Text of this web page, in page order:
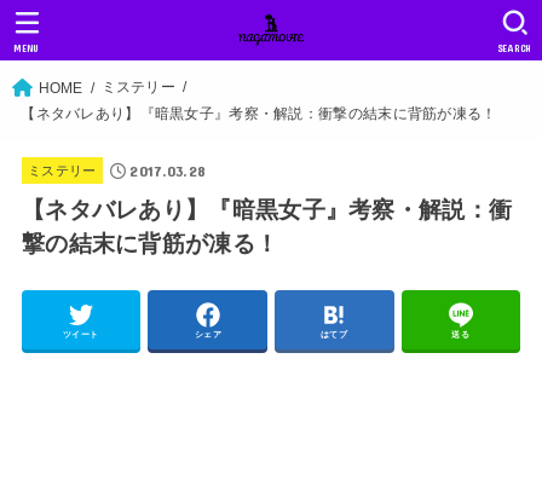
SEARCH
MENU
HOME
ミステリー
【ネタバレあり】『暗黒女子』考察・解説：衝撃の結末に背筋が凍る！
ミステリー 2017.03.28
【ネタバレあり】『暗黒女子』考察・解説：衝
撃の結末に背筋が凍る！
ツイート シェア はてブ 送る